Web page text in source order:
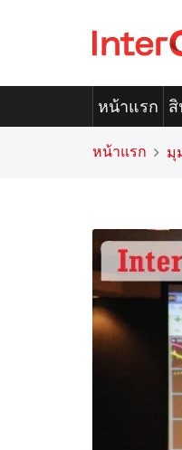
หน้าแรก สิ
หน้าแรก มุ